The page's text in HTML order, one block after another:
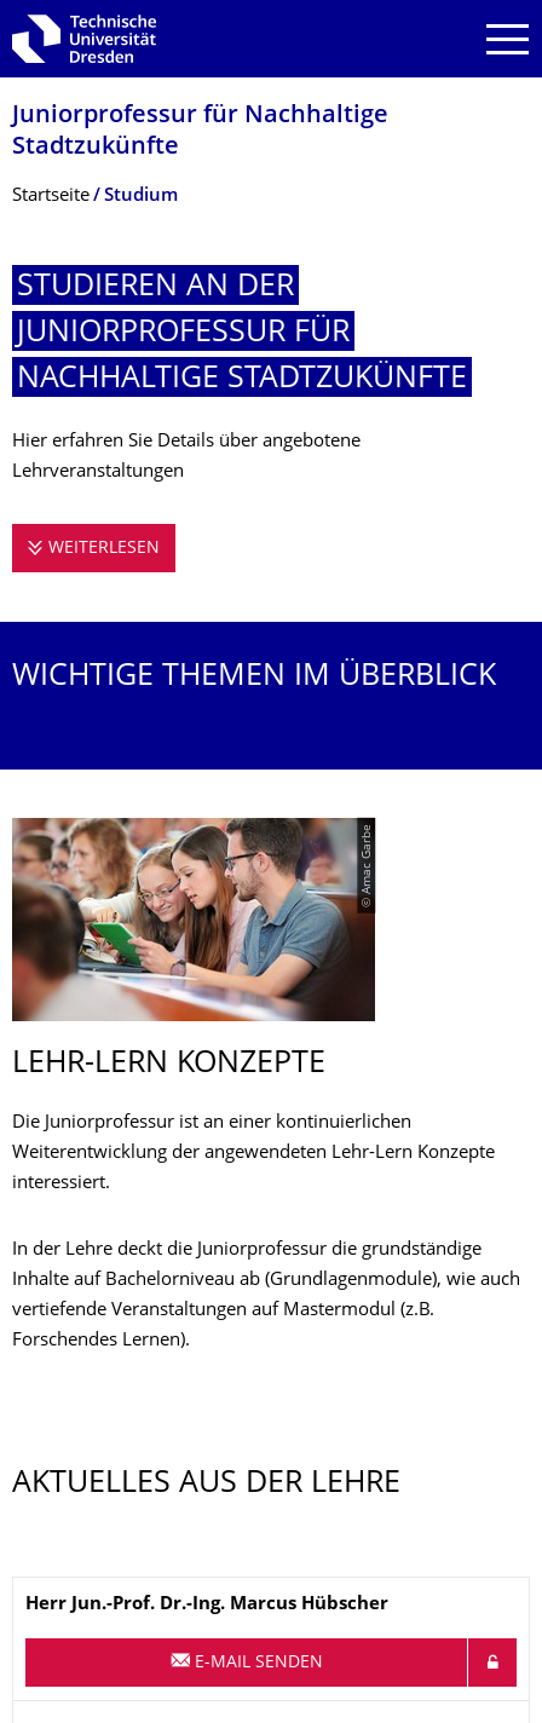
Zur Hauptnavigation springen
Zur Suche springen
Zum Inhalt springen
Juniorprofessur für Nachhaltige
Stadtzukünfte
Breadcrumb-Menü
Startseite Studium
STUDIEREN AN DER
JUNIORPROFESSUR FÜR
NACHHALTIGE STADTZUKÜNFTE
Hier erfahren Sie Details über angebotene
Lehrveranstaltungen
WEITERLESEN
WICHTIGE THEMEN IM ÜBERBLICK
© Amac Garbe
LEHR-LERN KONZEPTE
Die Juniorprofessur ist an einer kontinuierlichen
Weiterentwicklung der angewendeten Lehr-Lern Konzepte
interessiert.
In der Lehre deckt die Juniorprofessur die grundständige
Inhalte auf Bachelorniveau ab (Grundlagenmodule), wie auch
vertiefende Veranstaltungen auf Mastermodul (z.B.
Forschendes Lernen).
AKTUELLES AUS DER LEHRE
Name
Herr Jun.-Prof. Dr.-Ing. Marcus Hübscher
E-MAIL SENDEN